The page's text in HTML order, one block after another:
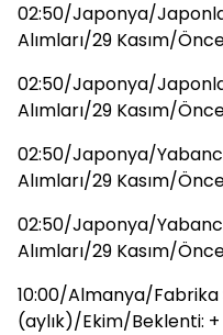
02:50/Japonya/
Alımları/29 Kasım/
02:50/Japonya/
Alımları/29 Kasım/
02:50/Japonya/
Alımları/29 Kasım/
02:50/Japonya/
Alımları/29 Kasım/
10:00/Almanya/Fabrika
(aylık)/Ekim/Beklenti: +